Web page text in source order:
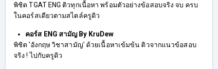
พิชิต TGAT ENG ติวทุกเนื้อหา พร้อมตัวอย่างข้อสอบจริง จบ ครบ
ในคอร์สเดียวตามสไตล์ครูดิว
คอร์ส ENG สามัญ By KruDew
พิชิต 'อังกฤษ วิชาสามัญ' ด้วยเนื้อหาเข้มข้น ติวจากแนวข้อสอบ
จริง ! ไปกับครูดิว